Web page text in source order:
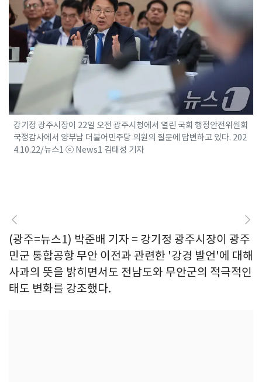
강기정 광주시장이 22일 오전 광주시청에서 열린 국회 행정안전위원회
국정감사에서 양부남 더불어민주당 의원의 질문에 답변하고 있다. 202
4.10.22/뉴스1 ⓒ News1 김태성 기자
(광주=뉴스1) 박준배 기자 = 강기정 광주시장이 광주
민군 통합공항 무안 이전과 관련한 '강경 발언'에 대해
사과의 뜻을 밝히면서도 전남도와 무안군의 적극적인
태도 변화를 강조했다.